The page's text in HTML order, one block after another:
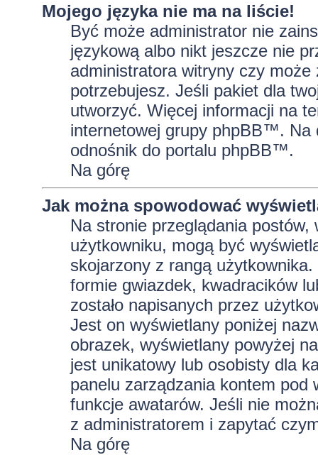
Mojego języka nie ma na liście!
Być może administrator nie
językową albo nikt jeszcze nie
administratora witryny czy
potrzebujesz. Jeśli pakiet dla
utworzyć. Więcej informacji na
internetowej grupy phpBB™. Na
odnośnik do portalu phpBB™.
Na górę
Jak można spowodować
Na stronie przeglądania
użytkowniku, mogą być
skojarzony z rangą
formie gwiazdek, kwadracików
zostało napisanych przez
Jest on wyświetlany poniżej
obrazek, wyświetlany powyżej
jest unikatowy lub osobisty dla
panelu zarządzania kontem pod
funkcje awatarów. Jeśli nie
z administratorem i zapytać
Na górę